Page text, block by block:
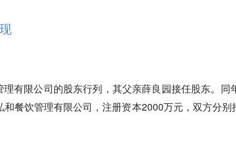
有限公司的股东行列，其父亲薛良园接任股东。同
餐饮管理有限公司，注册资本2000万元，双方分别